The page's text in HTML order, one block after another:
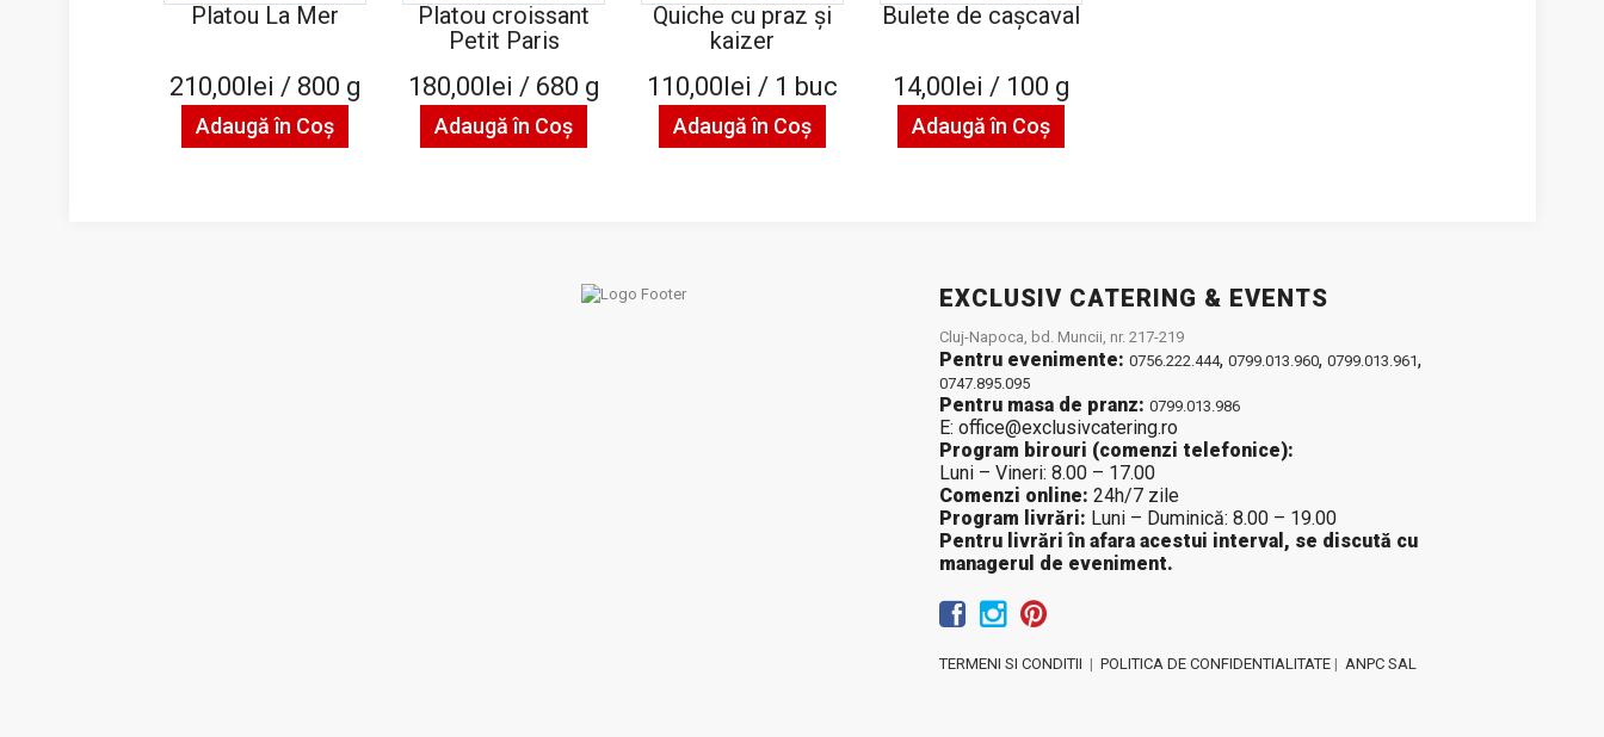
Platou La Mer
210,00lei / 800 g
Adaugă în Coş
Platou croissant
Petit Paris
180,00lei / 680 g
Adaugă în Coş
Quiche cu praz şi
kaizer
110,00lei / 1 buc
Adaugă în Coş
Bulete de cașcaval
14,00lei / 100 g
Adaugă în Coş
EXCLUSIV CATERING & EVENTS
Cluj-Napoca, bd. Muncii, nr. 217-219
Pentru evenimente: 0756.222.444, 0799.013.960, 0799.013.961,
0747.895.095
Pentru masa de pranz: 0799.013.986
E: office@exclusivcatering.ro
Program birouri (comenzi telefonice):
Luni – Vineri: 8.00 – 17.00
Comenzi online: 24h/7 zile
Program livrări: Luni – Duminică: 8.00 – 19.00
Pentru livrări în afara acestui interval, se discută cu
managerul de eveniment.
TERMENI SI CONDITII | POLITICA DE CONFIDENTIALITATE | ANPC SAL